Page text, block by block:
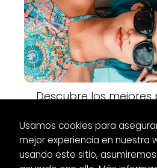
Descubre los mejores
Usamos cookies para
mejor experiencia en nuestra
usando este sitio,